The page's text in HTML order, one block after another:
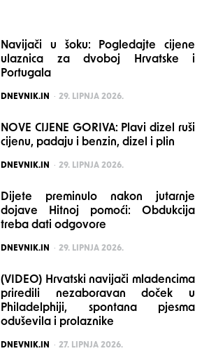
Navijači u šoku: Pogledajte cijene
ulaznica za dvoboj Hrvatske i
Portugala
POSTED
DNEVNIK.IN 29. LIPNJA 2026.
NOVE CIJENE GORIVA: Plavi dizel ruši
cijenu, padaju i benzin, dizel i plin
POSTED
DNEVNIK.IN 29. LIPNJA 2026.
Dijete preminulo nakon jutarnje
dojave Hitnoj pomoći: Obdukcija
treba dati odgovore
POSTED
DNEVNIK.IN 29. LIPNJA 2026.
(VIDEO) Hrvatski navijači mladencima
priredili nezaboravan doček u
Philadelphiji, spontana pjesma
oduševila i prolaznike
POSTED
DNEVNIK.IN 27. LIPNJA 2026.